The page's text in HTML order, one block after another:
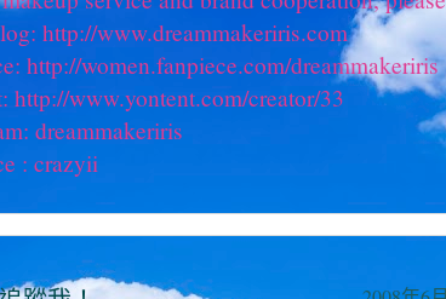
http://www.dreammakeriris.com
http://women.fanpiece.com/dreammakeriris
http://www.yontent.com/creator/33
dreammakeriris
: crazyii